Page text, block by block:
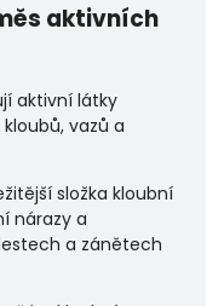
aktivních
aktivní látky
vazů a
složka kloubní
nárazy a
a zánětech